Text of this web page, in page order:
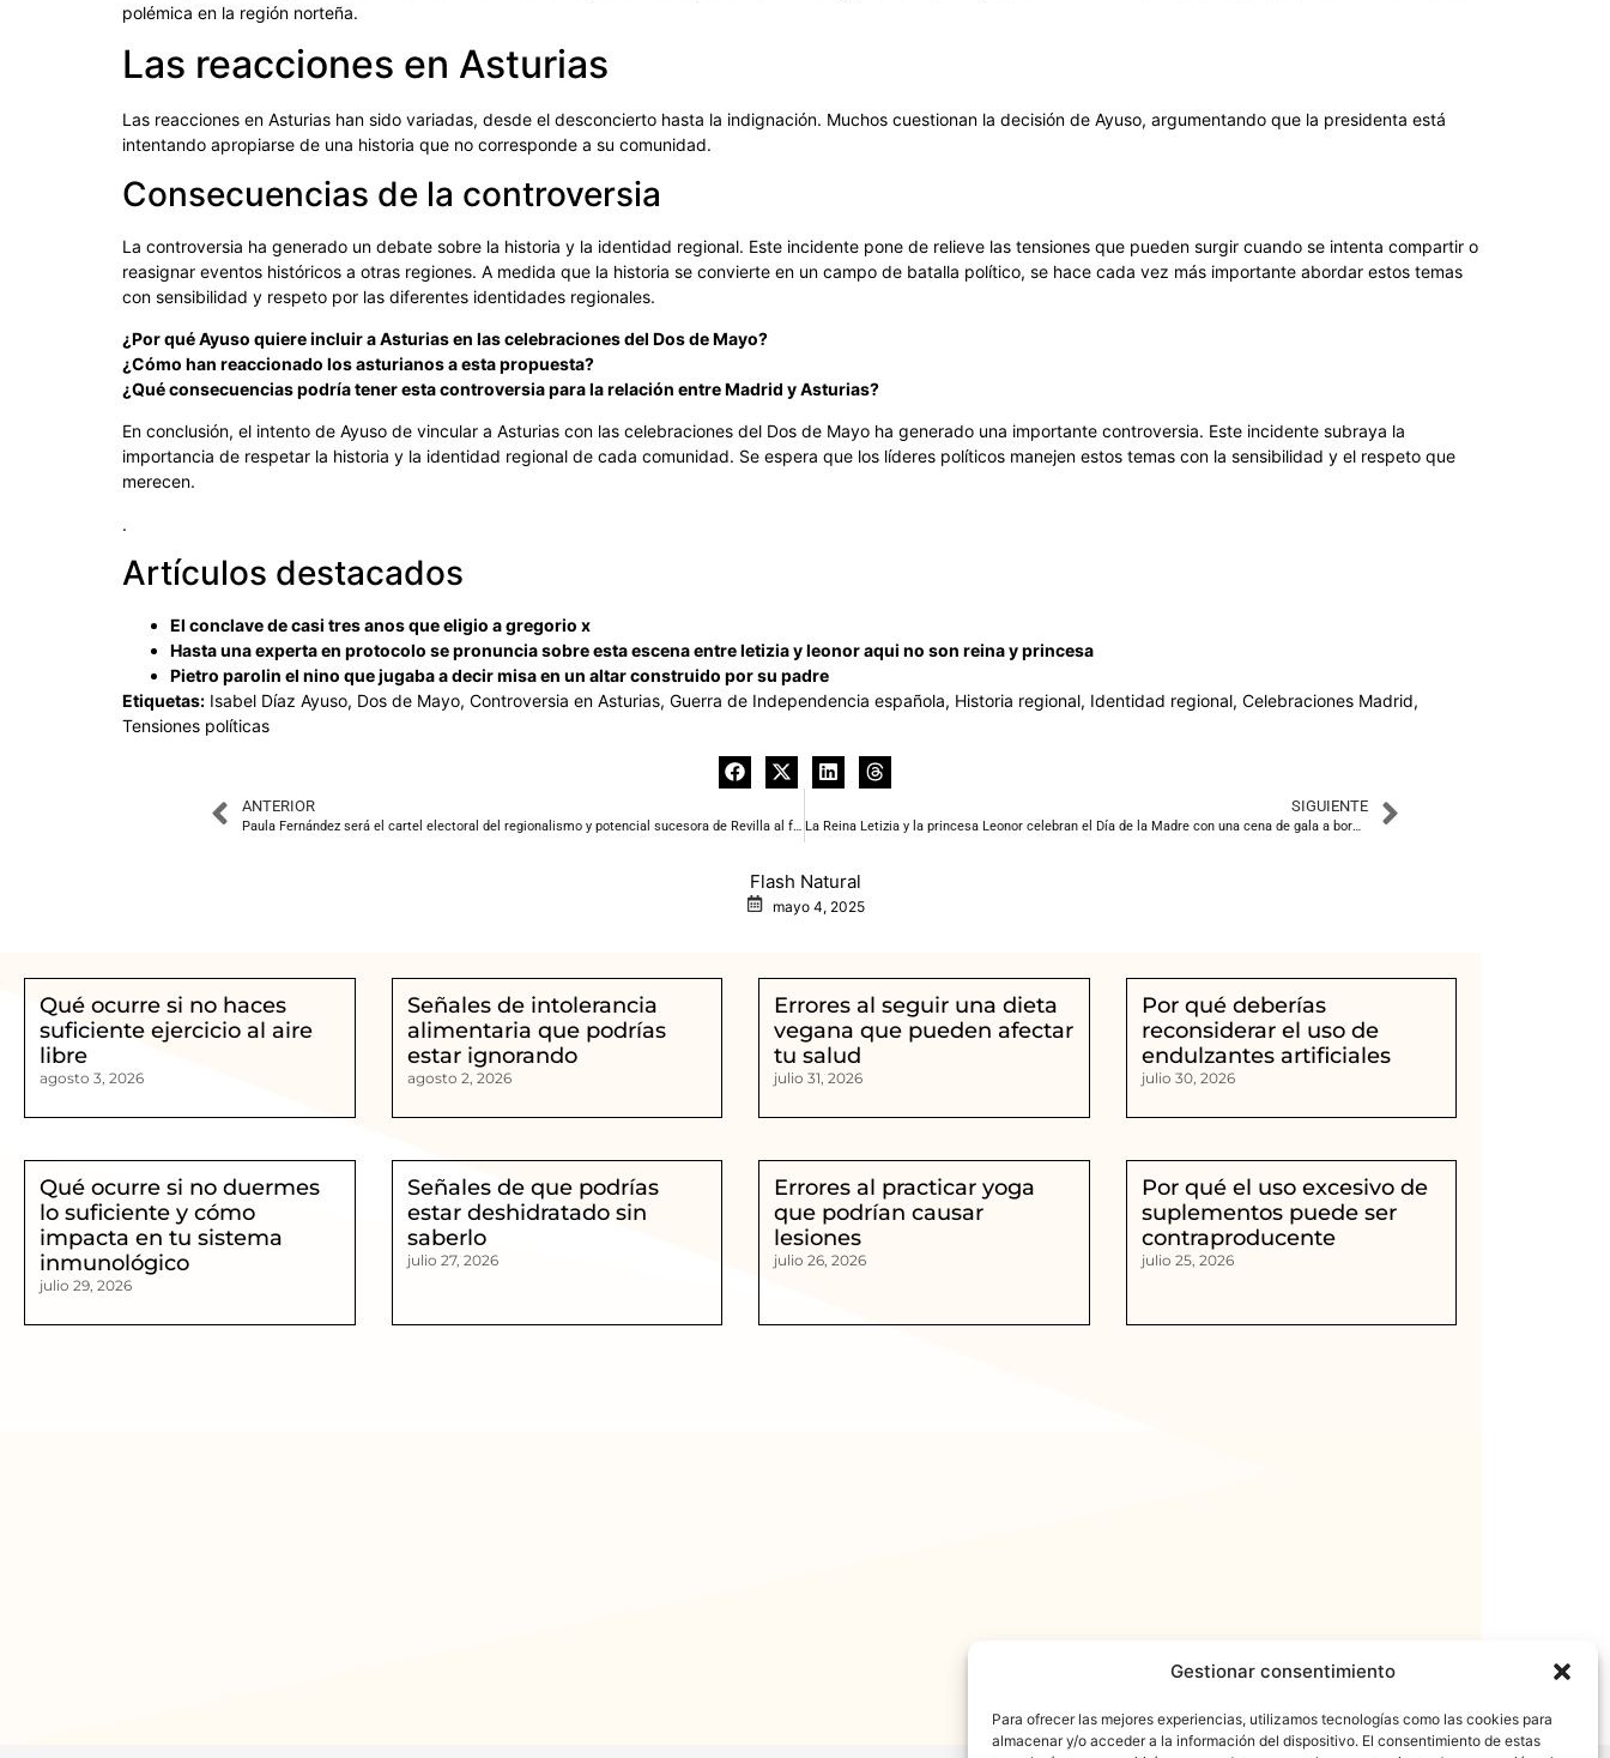
Gestionar consentimiento
Para ofrecer las mejores experiencias, utilizamos tecnologías como las cookies para
almacenar y/o acceder a la información del dispositivo. El consentimiento de estas
polémica en la región norteña.
Las reacciones en Asturias
Las reacciones en Asturias han sido variadas, desde el desconcierto hasta la indignación. Muchos cuestionan la decisión de Ayuso, argumentando que la presidenta está
intentando apropiarse de una historia que no corresponde a su comunidad.
Consecuencias de la controversia
La controversia ha generado un debate sobre la historia y la identidad regional. Este incidente pone de relieve las tensiones que pueden surgir cuando se intenta compartir o
reasignar eventos históricos a otras regiones. A medida que la historia se convierte en un campo de batalla político, se hace cada vez más importante abordar estos temas
con sensibilidad y respeto por las diferentes identidades regionales.
¿Por qué Ayuso quiere incluir a Asturias en las celebraciones del Dos de Mayo?
¿Cómo han reaccionado los asturianos a esta propuesta?
¿Qué consecuencias podría tener esta controversia para la relación entre Madrid y Asturias?
En conclusión, el intento de Ayuso de vincular a Asturias con las celebraciones del Dos de Mayo ha generado una importante controversia. Este incidente subraya la
importancia de respetar la historia y la identidad regional de cada comunidad. Se espera que los líderes políticos manejen estos temas con la sensibilidad y el respeto que
merecen.
.
Artículos destacados
El conclave de casi tres anos que eligio a gregorio x
Hasta una experta en protocolo se pronuncia sobre esta escena entre letizia y leonor aqui no son reina y princesa
Pietro parolin el nino que jugaba a decir misa en un altar construido por su padre
Etiquetas: Isabel Díaz Ayuso, Dos de Mayo, Controversia en Asturias, Guerra de Independencia española, Historia regional, Identidad regional, Celebraciones Madrid,
Tensiones políticas
ANTERIOR
Paula Fernández será el cartel electoral del regionalismo y potencial sucesora de Revilla al frente del PRC
SIGUIENTE
La Reina Letizia y la princesa Leonor celebran el Día de la Madre con una cena de gala a bordo de Elcano
Flash Natural
mayo 4, 2025
Qué ocurre si no haces
suficiente ejercicio al aire
libre
agosto 3, 2026
Señales de intolerancia
alimentaria que podrías
estar ignorando
agosto 2, 2026
Errores al seguir una dieta
vegana que pueden afectar
tu salud
julio 31, 2026
Por qué deberías
reconsiderar el uso de
endulzantes artificiales
julio 30, 2026
Qué ocurre si no duermes
lo suficiente y cómo
impacta en tu sistema
inmunológico
julio 29, 2026
Señales de que podrías
estar deshidratado sin
saberlo
julio 27, 2026
Errores al practicar yoga
que podrían causar
lesiones
julio 26, 2026
Por qué el uso excesivo de
suplementos puede ser
contraproducente
julio 25, 2026